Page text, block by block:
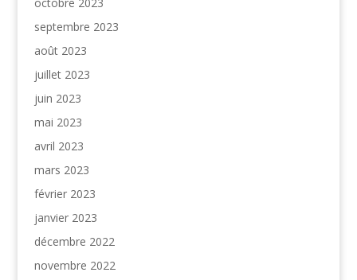
septembre 2023
août 2023
juillet 2023
juin 2023
mai 2023
avril 2023
mars 2023
février 2023
janvier 2023
décembre 2022
novembre 2022